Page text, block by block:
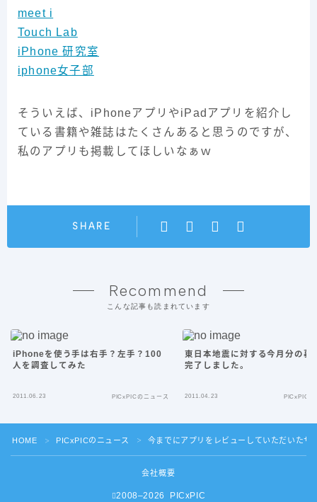
meet i
Touch Lab
iPhone 研究室
iphone女子部
そういえば、iPhoneアプリやiPadアプリを紹介し
ている書籍や雑誌はたくさんあると思うのですが、
私のアプリも掲載してほしいなぁｗ
SHARE
Recommend
こんな記事も読まれています
iPhoneを使う手は右手？左手？100
人を調査してみた
2011.06.23 PICxPICのニュース
東日本地震に対する今月分の募
完了しました。
2011.04.23 PICxPICの
HOME ＞ PICxPICのニュース ＞ 今までにアプリをレビューしていただいたサ
会社概要
2008–2026 PICxPIC